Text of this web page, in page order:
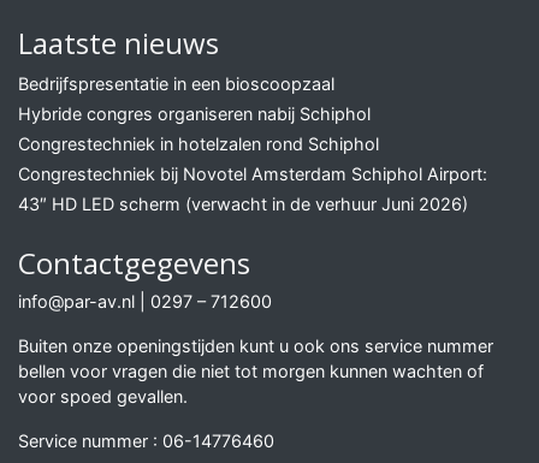
Laatste nieuws
Bedrijfspresentatie in een bioscoopzaal
Hybride congres organiseren nabij Schiphol
Congrestechniek in hotelzalen rond Schiphol
Congrestechniek bij Novotel Amsterdam Schiphol Airport:
43″ HD LED scherm (verwacht in de verhuur Juni 2026)
Contactgegevens
info@par-av.nl 0297 – 712600
Buiten onze openingstijden kunt u ook ons service nummer
bellen voor vragen die niet tot morgen kunnen wachten of
voor spoed gevallen.
Service nummer : 06-14776460